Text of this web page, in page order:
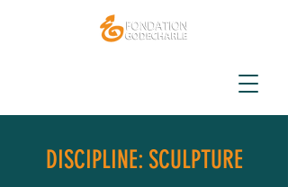
DISCIPLINE: SCULPTURE